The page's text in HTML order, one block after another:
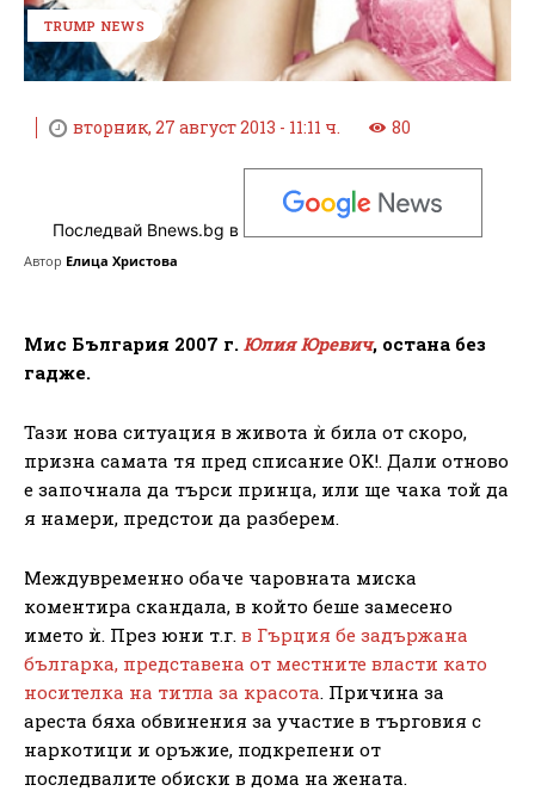
TRUMP NEWS
вторник, 27 август 2013 - 11:11 ч. 80
Последвай Bnews.bg в
Автор Елица Христова
Мис България 2007 г. Юлия Юревич, остана без
гадже.
Тази нова ситуация в живота ѝ била от скоро,
призна самата тя пред списание OK!. Дали отново
е започнала да търси принца, или ще чака той да
я намери, предстои да разберем.
Междувременно обаче чаровната миска
коментира скандала, в който беше замесено
името ѝ. През юни т.г. в Гърция бе задържана
българка, представена от местните власти като
носителка на титла за красота. Причина за
ареста бяха обвинения за участие в търговия с
наркотици и оръжие, подкрепени от
последвалите обиски в дома на жената.